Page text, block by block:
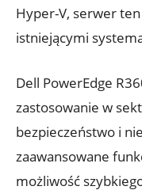
Hyper-V, serwer
istniejącymi
Dell PowerEdge
zastosowanie w
bezpieczeństwo i
zaawansowane
możliwość